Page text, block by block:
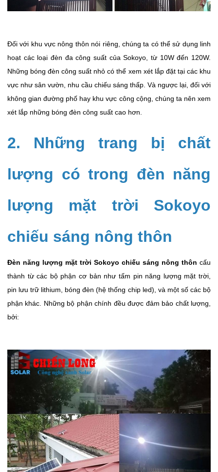
Đối với khu vực nông thôn nói riêng, chúng ta có thể sử dụng linh
hoạt các loại đèn đa công suất của Sokoyo, từ 10W đến 120W.
Những bóng đèn công suất nhỏ có thể xem xét lắp đặt tại các khu
vực như sân vườn, nhu cầu chiếu sáng thấp. Và ngược lại, đối với
không gian đường phố hay khu vực công cộng, chúng ta nên xem
xét lắp những bóng đèn công suất cao hơn.
2. Những trang bị chất
lượng có trong đèn năng
lượng mặt trời Sokoyo
chiếu sáng nông thôn
Đèn năng lượng mặt trời Sokoyo chiếu sáng nông thôn cấu
thành từ các bộ phận cơ bản như tấm pin năng lượng mặt trời,
pin lưu trữ lithium, bóng đèn (hệ thống chip led), và một số các bộ
phận khác. Những bộ phận chính đều được đảm bảo chất lượng,
bởi: